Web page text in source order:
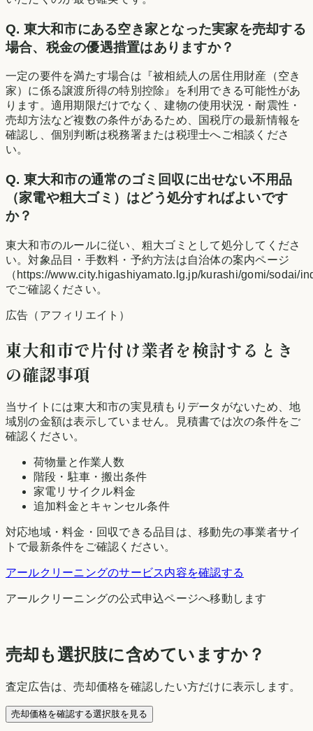
Q. 東大和市にある空き家となった実家を売却する
場合、税金の優遇措置はありますか？
一定の要件を満たす場合は『被相続人の居住用財産（空き
家）に係る譲渡所得の特別控除』を利用できる可能性があ
ります。適用期限だけでなく、建物の使用状況・耐震性・
売却方法など複数の条件があるため、国税庁の最新情報を
確認し、個別判断は税務署または税理士へご相談くださ
い。
Q. 東大和市の通常のゴミ回収に出せない不用品
（家電や粗大ゴミ）はどう処分すればよいです
か？
東大和市のルールに従い、粗大ゴミとして処分してくださ
い。対象品目・手数料・予約方法は自治体の案内ページ
（https://www.city.higashiyamato.lg.jp/kurashi/gomi/sodai/
でご確認ください。
広告（アフィリエイト）
東大和市で片付け業者を検討するとき
の確認事項
当サイトには東大和市の実見積もりデータがないため、地
域別の金額は表示していません。見積書では次の条件をご
確認ください。
荷物量と作業人数
階段・駐車・搬出条件
家電リサイクル料金
追加料金とキャンセル条件
対応地域・料金・回収できる品目は、移動先の事業者サイ
トで最新条件をご確認ください。
アールクリーニングのサービス内容を確認する
アールクリーニングの公式申込ページへ移動します
売却も選択肢に含めていますか？
査定広告は、売却価格を確認したい方だけに表示します。
売却価格を確認する選択肢を見る